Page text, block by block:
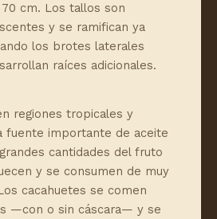
cm. Los tallos son
y se ramifican ya
los brotes laterales
raíces adicionales.
regiones tropicales y
fuente importante de aceite
cantidades del fruto
y se consumen de muy
cacahuetes se comen
—con o sin cáscara— y se